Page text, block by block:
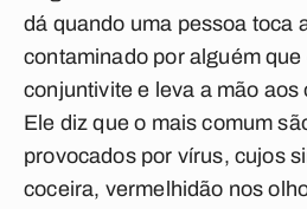
dá quando uma pessoa toca
contaminado por alguém que
conjuntivite e leva a mão aos
Ele diz que o mais comum
provocados por vírus, cujos
coceira, vermelhidão nos